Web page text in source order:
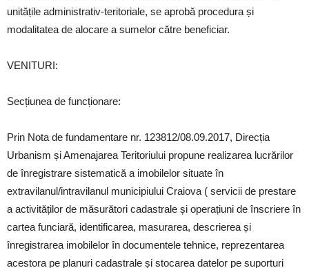
unitățile administrativ-teritoriale, se aprobă procedura și
modalitatea de alocare a sumelor către beneficiar.
VENITURI:
Secțiunea de funcționare:
Prin Nota de fundamentare nr. 123812/08.09.2017, Direcția
Urbanism și Amenajarea Teritoriului propune realizarea lucrărilor
de înregistrare sistematică a imobilelor situate în
extravilanul/intravilanul municipiului Craiova ( servicii de prestare
a activităților de măsurători cadastrale și operațiuni de înscriere în
cartea funciară, identificarea, masurarea, descrierea și
înregistrarea imobilelor în documentele tehnice, reprezentarea
acestora pe planuri cadastrale și stocarea datelor pe suporturi